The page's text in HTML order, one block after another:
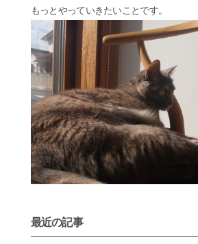
もっとやっていきたいことです。
最近の記事